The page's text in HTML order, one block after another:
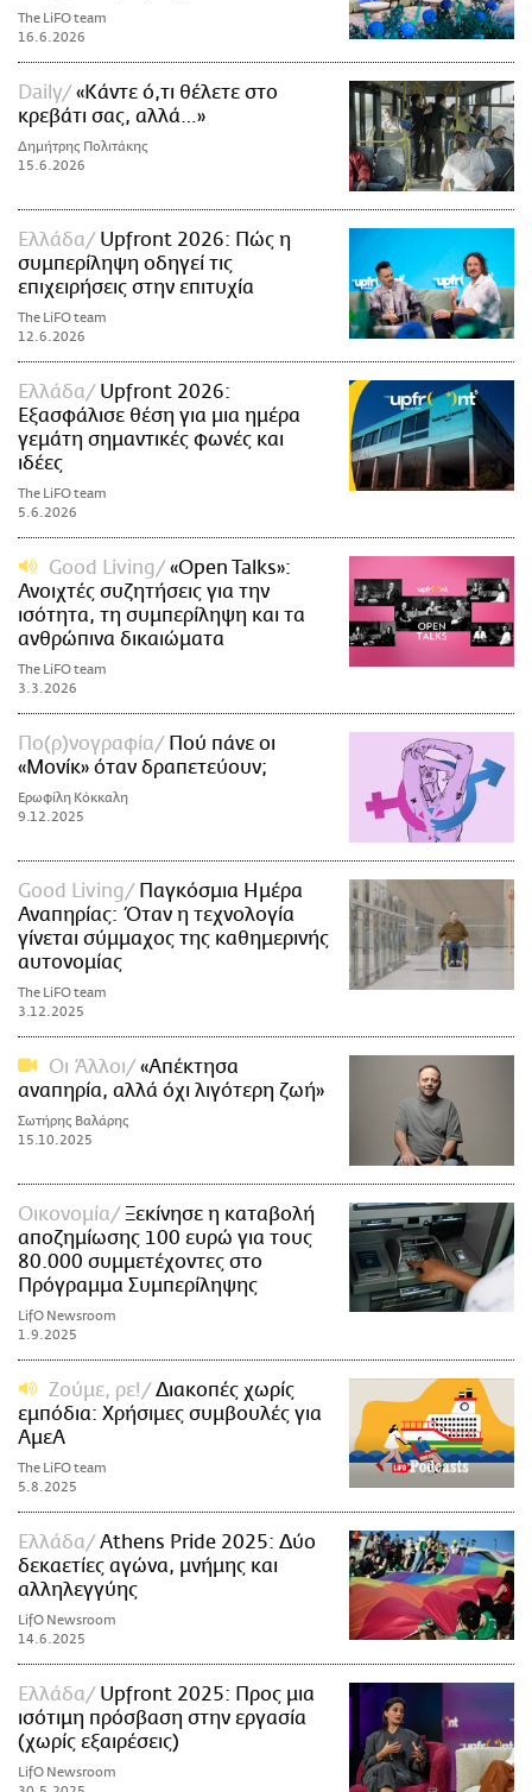
The LiFO team
16.6.2026
Daily
«Κάντε ό,τι θέλετε στο
κρεβάτι σας, αλλά…»
Δημήτρης Πολιτάκης
15.6.2026
Ελλάδα
Upfront 2026: Πώς η
συμπερίληψη οδηγεί τις
επιχειρήσεις στην επιτυχία
The LiFO team
12.6.2026
Ελλάδα
Upfront 2026:
Εξασφάλισε θέση για μια ημέρα
γεμάτη σημαντικές φωνές και
ιδέες
The LiFO team
5.6.2026
Good Living
«Open Talks»:
Ανοιχτές συζητήσεις για την
ισότητα, τη συμπερίληψη και τα
ανθρώπινα δικαιώματα
The LiFO team
3.3.2026
Πο(ρ)νογραφία
Πού πάνε οι
«Μονίκ» όταν δραπετεύουν;
Ερωφίλη Κόκκαλη
9.12.2025
Good Living
Παγκόσμια Ημέρα
Αναπηρίας: Όταν η τεχνολογία
γίνεται σύμμαχος της καθημερινής
αυτονομίας
The LiFO team
3.12.2025
Οι Άλλοι
«Απέκτησα
αναπηρία, αλλά όχι λιγότερη ζωή»
Σωτήρης Βαλάρης
15.10.2025
Οικονομία
Ξεκίνησε η καταβολή
αποζημίωσης 100 ευρώ για τους
80.000 συμμετέχοντες στο
Πρόγραμμα Συμπερίληψης
LifO Newsroom
1.9.2025
Ζούμε, ρε!
Διακοπές χωρίς
εμπόδια: Χρήσιμες συμβουλές για
ΑμεΑ
The LiFO team
5.8.2025
Ελλάδα
Athens Pride 2025: Δύο
δεκαετίες αγώνα, μνήμης και
αλληλεγγύης
LifO Newsroom
14.6.2025
Ελλάδα
Upfront 2025: Προς μια
ισότιμη πρόσβαση στην εργασία
(χωρίς εξαιρέσεις)
LifO Newsroom